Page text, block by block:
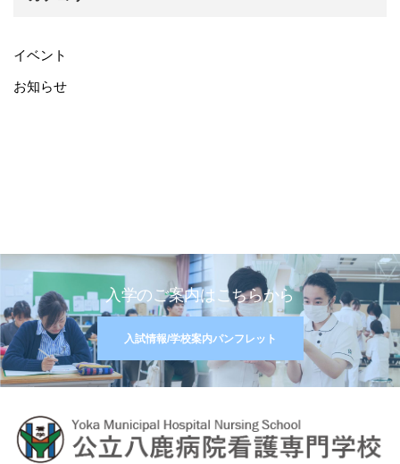
イベント
お知らせ
入学のご案内はこちらから
入試情報/学校案内パンフレット